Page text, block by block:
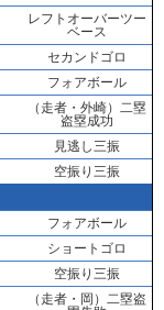
レフトオーバーツー
ベース
セカンドゴロ
フォアボール
（走者・ 外崎）二塁
盗塁成功
見逃し三振
空振り三振
フォアボール
ショートゴロ
空振り三振
（走者・ 岡 ）二塁盗